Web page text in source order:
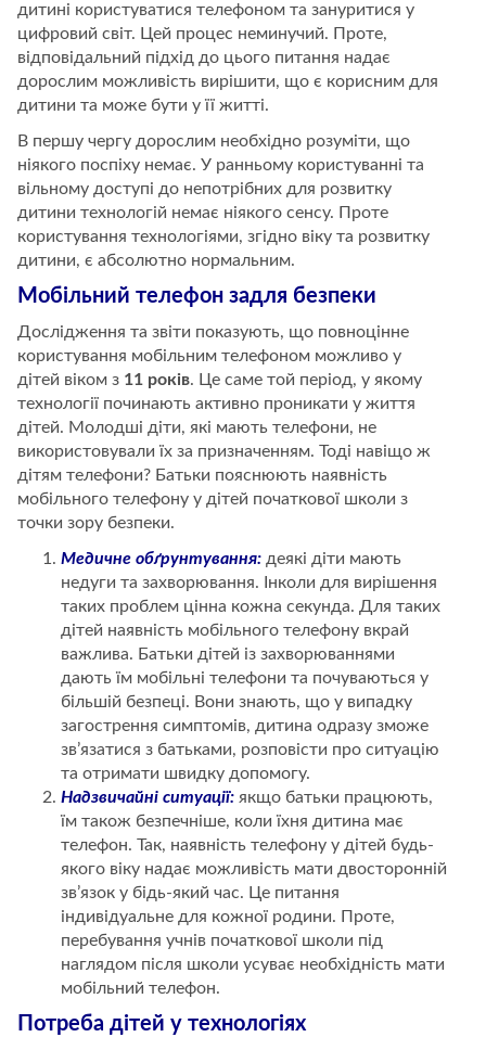
дитині користуватися телефоном та зануритися у
цифровий світ. Цей процес неминучий. Проте,
відповідальний підхід до цього питання надає
дорослим можливість вирішити, що є корисним для
дитини та може бути у її житті.
В першу чергу дорослим необхідно розуміти, що
ніякого поспіху немає. У ранньому користуванні та
вільному доступі до непотрібних для розвитку
дитини технологій немає ніякого сенсу. Проте
користування технологіями, згідно віку та розвитку
дитини, є абсолютно нормальним.
Мобільний телефон задля безпеки
Дослідження та звіти показують, що повноцінне
користування мобільним телефоном можливо у
дітей віком з 11 років. Це саме той період, у якому
технології починають активно проникати у життя
дітей. Молодші діти, які мають телефони, не
використовували їх за призначенням. Тоді навіщо ж
дітям телефони? Батьки пояснюють наявність
мобільного телефону у дітей початкової школи з
точки зору безпеки.
Медичне обґрунтування: деякі діти мають
недуги та захворювання. Інколи для вирішення
таких проблем цінна кожна секунда. Для таких
дітей наявність мобільного телефону вкрай
важлива. Батьки дітей із захворюваннями
дають їм мобільні телефони та почуваються у
більшій безпеці. Вони знають, що у випадку
загострення симптомів, дитина одразу зможе
зв’язатися з батьками, розповісти про ситуацію
та отримати швидку допомогу.
Надзвичайні ситуації: якщо батьки працюють,
їм також безпечніше, коли їхня дитина має
телефон. Так, наявність телефону у дітей будь-
якого віку надає можливість мати двосторонній
зв’язок у бідь-який час. Це питання
індивідуальне для кожної родини. Проте,
перебування учнів початкової школи під
наглядом після школи усуває необхідність мати
мобільний телефон.
Потреба дітей у технологіях